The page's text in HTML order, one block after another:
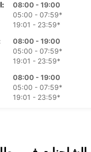
الخميس:
08:00 - 19:00
05:00 - 07:59*
19:01 - 23:59*
08:00 - 19:00
05:00 - 07:59*
19:01 - 23:59*
08:00 - 19:00
05:00 - 07:59*
19:01 - 23:59*
*برسوم